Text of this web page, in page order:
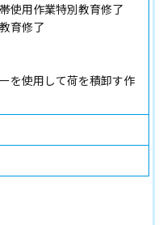
使用作業特別教育修了
育修了
を使用して荷を積卸す作